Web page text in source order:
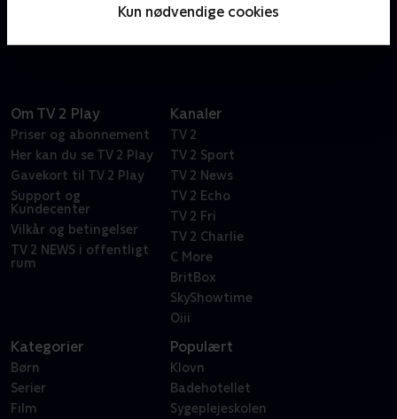
Kun nødvendige cookies
Marty og hans hold af ledelseskonsulenter det
Om TV 2 Play
Priser og abonnement
Her kan du se TV 2 Play
Gavekort til TV 2 Play
Support og
Kundecenter
Vilkår og betingelser
TV 2 NEWS i offentligt
rum
Kanaler
TV 2
TV 2 Sport
TV 2 News
TV 2 Echo
TV 2 Fri
TV 2 Charlie
C More
BritBox
SkyShowtime
Oiii
Kategorier
Børn
Serier
Film
Populært
Klovn
Badehotellet
Sygeplejeskolen